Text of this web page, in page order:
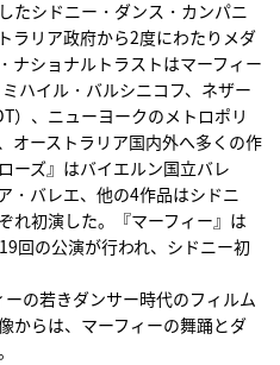
たシドニー・ダンス・カンパニ
ラリア政府から2度にわたりメダ
ナショナルトラストはマーフィー
ハイル・バルシニコフ、ネザー
）、ニューヨークのメトロポリ
オーストラリア国内外へ多くの作
ーズ』はバイエルン国立バレ
・バレエ、他の4作品はシドニ
れ初演した。『マーフィー』は
回の公演が行われ、シドニー初
の若きダンサー時代のフィルム
からは、マーフィーの舞踊とダ